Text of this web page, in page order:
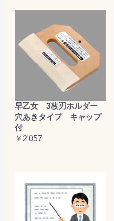
早乙女 3枚刃ホルダー
穴あきタイプ キャップ
付
￥2,057